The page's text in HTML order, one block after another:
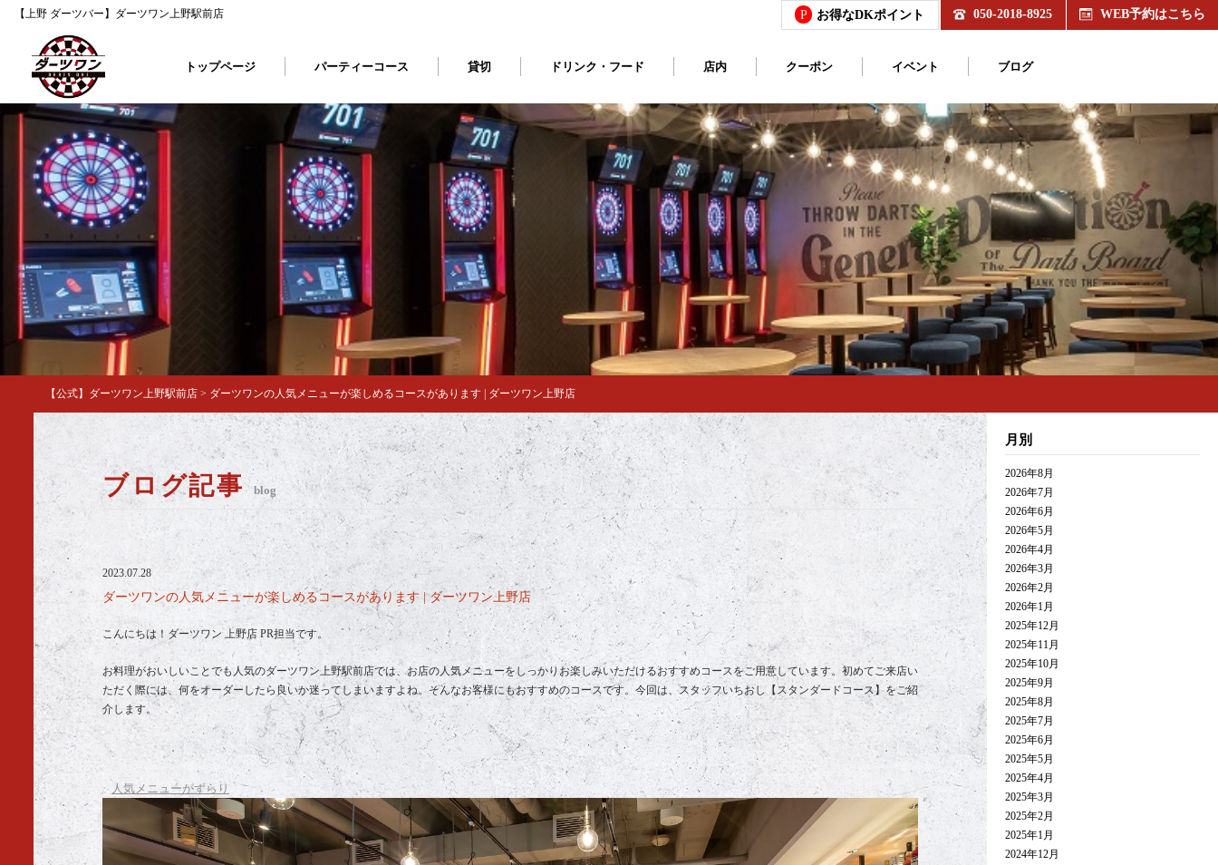
【上野 ダーツバー】ダーツワン上野駅前店 P お得なDKポイント 050-2018-8925 WEB予約はこちら
トップページ パーティーコース 貸切 ドリンク・フード 店内 クーポン イベント ブログ
【公式】ダーツワン上野駅前店 > ダーツワンの人気メニューが楽しめるコースがあります | ダーツワン上野店
ブログ記事 blog
2023.07.28
ダーツワンの人気メニューが楽しめるコースがあります | ダーツワン上野店
こんにちは！ダーツワン 上野店 PR担当です。
お料理がおいしいことでも人気のダーツワン上野駅前店では、お店の人気メニューをしっかりお楽しみいただけるおすすめコースをご用意しています。初めてご来店い
ただく際には、何をオーダーしたら良いか迷ってしまいますよね。そんなお客様にもおすすめのコースです。今回は、スタッフいちおし【スタンダードコース】をご紹
介します。
人気メニューがずらり
月別
2026年8月
2026年7月
2026年6月
2026年5月
2026年4月
2026年3月
2026年2月
2026年1月
2025年12月
2025年11月
2025年10月
2025年9月
2025年8月
2025年7月
2025年6月
2025年5月
2025年4月
2025年3月
2025年2月
2025年1月
2024年12月